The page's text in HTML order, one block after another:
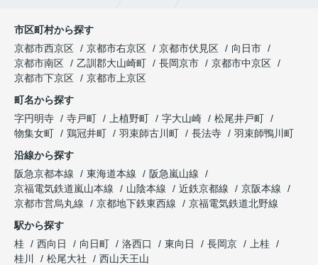
市区町村から探す
京都市西京区
京都市右京区 京都市伏見区
向日市
京都市南区
乙訓郡大山崎町 長岡京市
京都市中京区
京都市下京区
京都市上京区
町名から探す
字円明寺
寺戸町 上植野町 字大山崎
松尾井戸町
物集女町
鶏冠井町 羽束師古川町 長法寺
羽束師鴨川町
沿線から探す
阪急京都本線
東海道本線
阪急嵐山線
京福電気鉄道嵐山本線
山陰本線 近鉄京都線
京阪本線
京都市営烏丸線
京都地下鉄東西線
京福電気鉄道北野線
駅から探す
桂
西向日 向日町 洛西口 東向日 長岡京
上桂
桂川
松尾大社 西山天王山